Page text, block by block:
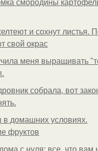
смородины
и сохнут листья.
свой окрас
меня выращивать
собрала, вот
в домашних условиях.
фруктов